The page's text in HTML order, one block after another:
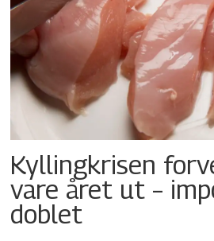
Kyllingkrisen
vare året ut –
doblet